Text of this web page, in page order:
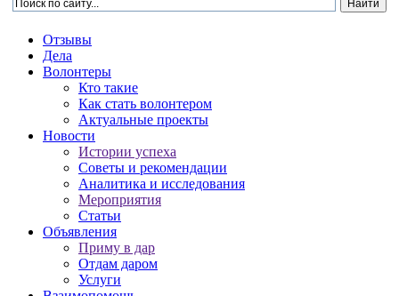
Отзывы
Дела
Волонтеры
Кто такие
Как стать волонтером
Актуальные проекты
Новости
Истории успеха
Советы и рекомендации
Аналитика и исследования
Мероприятия
Статьи
Объявления
Приму в дар
Отдам даром
Услуги